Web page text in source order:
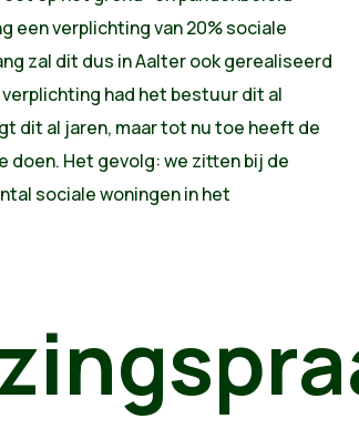
een verplichting van 20% sociale
zal dit dus in Aalter ook gerealiseerd
had het bestuur dit al
dit al jaren, maar tot nu toe heeft de
doen. Het gevolg: we zitten bij de
sociale woningen in het